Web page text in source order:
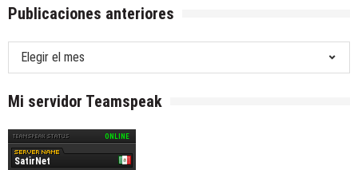
Publicaciones anteriores
Publicaciones
anteriores
Mi servidor Teamspeak